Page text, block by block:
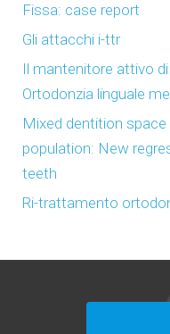
Fissa: case report
Gli attacchi i-ttr
Il mantenitore attivo
Ortodonzia linguale
Mixed dentition
population: New
teeth
Ri-trattamento